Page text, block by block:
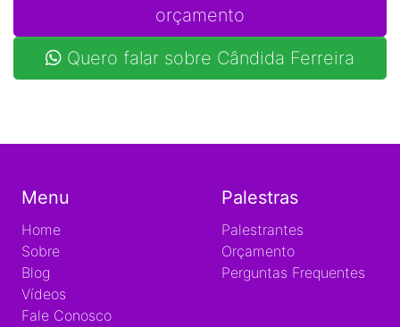
orçamento
Quero falar sobre Cândida Ferreira
Menu
Home
Sobre
Blog
Vídeos
Fale Conosco
Palestras
Palestrantes
Orçamento
Perguntas Frequentes